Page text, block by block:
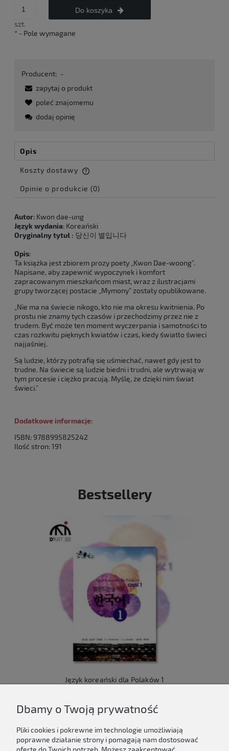
szt.
Do koszyka
* - Pole wymagane
Producent: -
zapytaj o produkt
poleć znajomemu
dodaj opinię
Opis
Koszty dostawy
Cena nie zawiera ewentualnych kosztów płatności
Opinie o produkcie (0)
Autor: Kwon dae-ung
Język wydania: Koreański
Oryginalny tytuł : 당신이 별입니다
Opis:
Ta książka jest zbiorem prozy poety „Kwon Dae-woong”.
Napisane, aby zapewnić wypoczynek i komfort
zapracowanym mieszkańcom miast, wraz z ilustracjami
grupy tworzącej postacie „Mymony” zostały opublikowane.
„Nie ma na świecie nikogo, kto nie ma okresu kwitnienia. Po
prostu nie znamy tych czasów i przechodzimy przez nie z
trudem. Być może ten moment wyczerpania i samotności to
czas rozkwitu pięknych kwiatów i czas, kiedy światło świeci
najjaśniej.
Są ludzie, którzy potrafią się uśmiechać, nawet gdy jest to
trudne. Na świecie są ludzie biedni i trudni, ale wytrwają w
tym procesie i ciężko pracują. Myślę, że dzięki nim świat
świeci.”
Dodatkowe informacje:
ISBN: 9788995825242
Ilość stron: 191
Bestsellery
Język koreański dla Polaków 1
Do koszyka
Dbamy o Twoją prywatność
Pliki cookies i pokrewne im technologie umożliwiają
poprawne działanie strony i pomagają nam dostosować
ofertę do Twoich potrzeb. Możesz zaakceptować